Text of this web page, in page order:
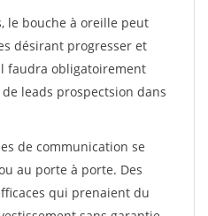
le bouche à oreille peut
désirant progresser et
faudra obligatoirement
leads prospectsion dans
de communication se
au porte à porte. Des
qui prenaient du